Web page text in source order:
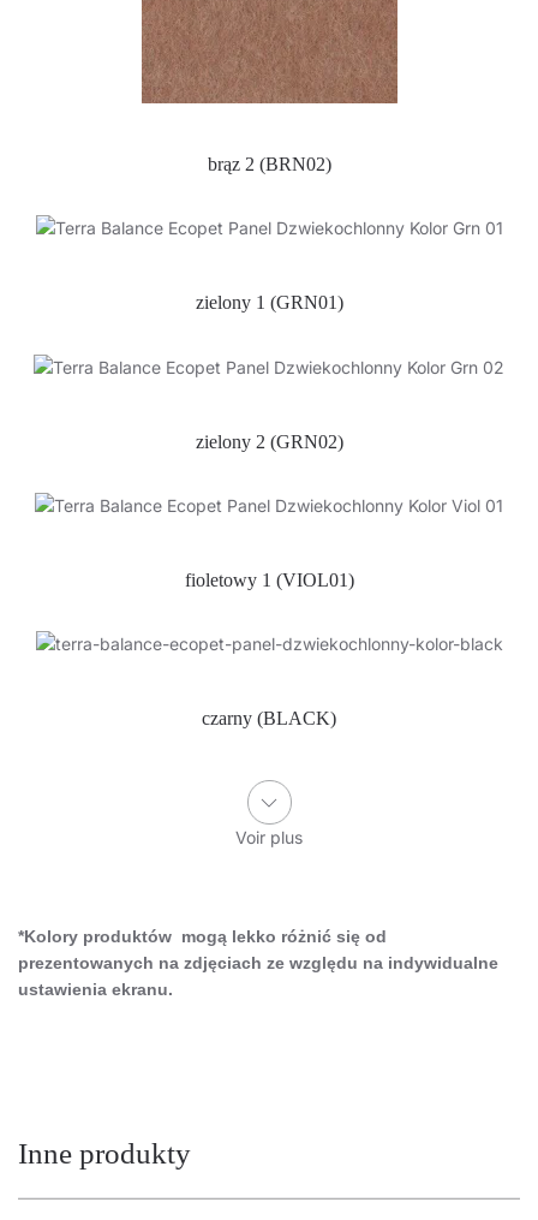
brąz 2 (BRN02)
zielony 1 (GRN01)
zielony 2 (GRN02)
fioletowy 1 (VIOL01)
czarny (BLACK)
Voir plus
*Kolory produktów mogą lekko różnić się od
prezentowanych na zdjęciach ze względu na indywidualne
ustawienia ekranu.
Inne produkty